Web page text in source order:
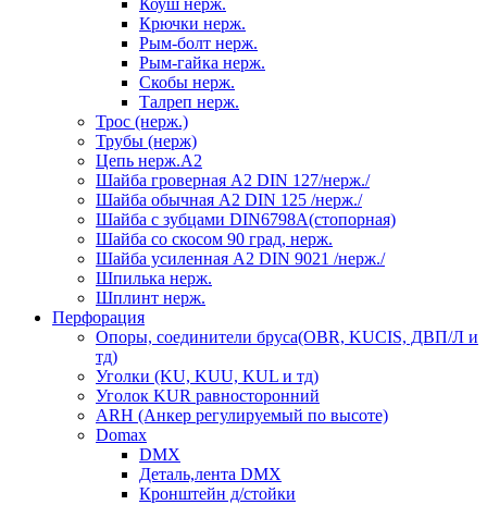
Коуш нерж.
Крючки нерж.
Рым-болт нерж.
Рым-гайка нерж.
Скобы нерж.
Талреп нерж.
Трос (нерж.)
Трубы (нерж)
Цепь нерж.А2
Шайба гроверная А2 DIN 127/нерж./
Шайба обычная А2 DIN 125 /нерж./
Шайба с зубцами DIN6798А(стопорная)
Шайба со скосом 90 град, нерж.
Шайба усиленная А2 DIN 9021 /нерж./
Шпилька нерж.
Шплинт нерж.
Перфорация
Опоры, соединители бруса(OBR, KUCIS, ДВП/Л и
тд)
Уголки (KU, KUU, KUL и тд)
Уголок KUR равносторонний
ARH (Анкер регулируемый по высоте)
Domax
DMX
Деталь,лента DMX
Кронштейн д/стойки